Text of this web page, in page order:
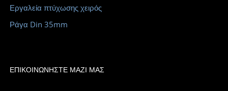
Εργαλεία πτύχωσης χειρός
Ράγα Din 35mm
ΕΠΙΚΟΙΝΩΝΉΣΤΕ ΜΑΖΊ ΜΑΣ